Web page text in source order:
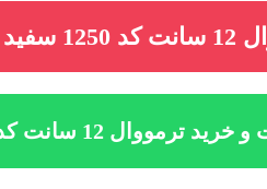
خرید
12 سانت کد 1250 سفید براق